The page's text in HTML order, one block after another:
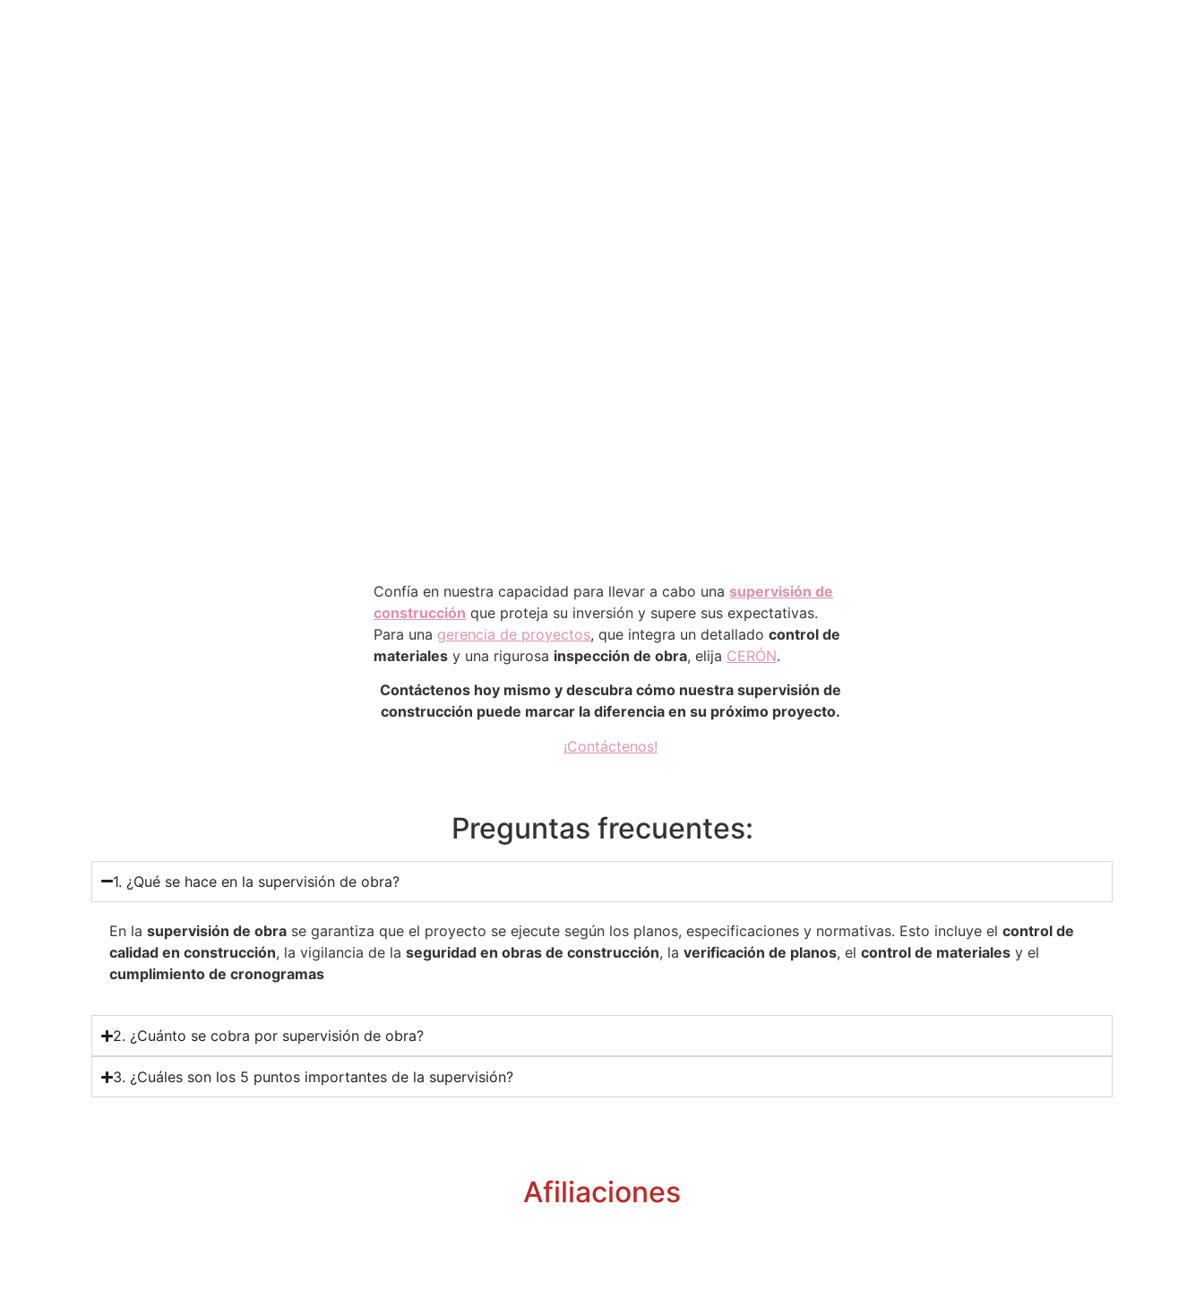
Confía en nuestra capacidad para llevar a cabo una supervisión de
construcción que proteja su inversión y supere sus expectativas.
Para una gerencia de proyectos, que integra un detallado control de
materiales y una rigurosa inspección de obra, elija CERÓN.
Contáctenos hoy mismo y descubra cómo nuestra supervisión de
construcción puede marcar la diferencia en su próximo proyecto.
¡Contáctenos!
Preguntas frecuentes:
1. ¿Qué se hace en la supervisión de obra?
En la supervisión de obra se garantiza que el proyecto se ejecute según los planos, especificaciones y normativas. Esto incluye el control de
calidad en construcción, la vigilancia de la seguridad en obras de construcción, la verificación de planos, el control de materiales y el
cumplimiento de cronogramas
2. ¿Cuánto se cobra por supervisión de obra?
3. ¿Cuáles son los 5 puntos importantes de la supervisión?
Afiliaciones